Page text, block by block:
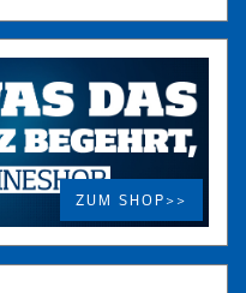
ZUM SHOP>>